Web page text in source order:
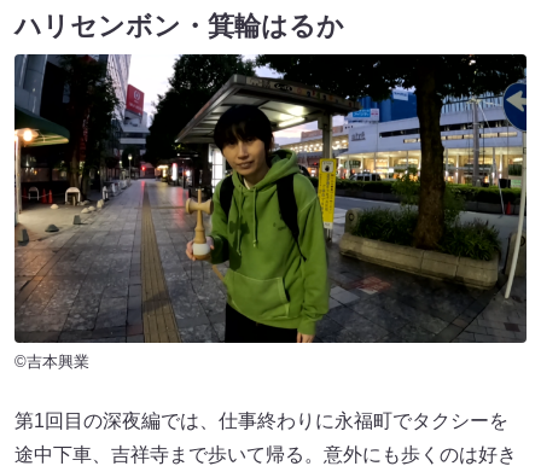
ハリセンボン・箕輪はるか
©吉本興業
第1回目の深夜編では、仕事終わりに永福町でタクシーを
途中下車、吉祥寺まで歩いて帰る。意外にも歩くのは好き